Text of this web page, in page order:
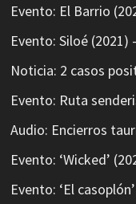
Evento: El Barrio
Evento: Siloé (2021)
Noticia: 2 casos
Evento: Ruta
Audio: Encierros
Evento: ‘Wicked’
Evento: ‘El